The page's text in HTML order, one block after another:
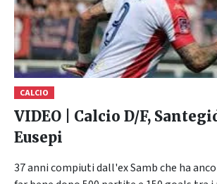
CALCIO
VIDEO | Calcio D/F,
Eusepi
37 anni compiuti dall'ex Samb che ha